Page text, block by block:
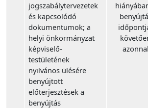
jogszabálytervezetek
és kapcsolódó
dokumentumok; a
helyi önkormányzat
képviselő-
testületének
nyilvános ülésére
benyújtott
előterjesztések a
benyújtás
azonnal